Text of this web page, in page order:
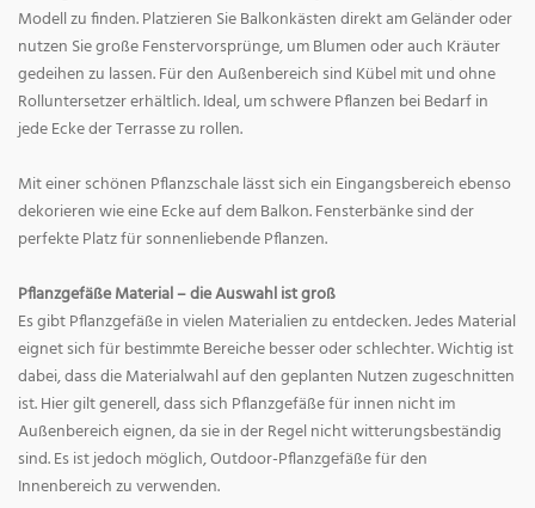
Modell zu finden. Platzieren Sie Balkonkästen direkt am Geländer oder
nutzen Sie große Fenstervorsprünge, um Blumen oder auch Kräuter
gedeihen zu lassen. Für den Außenbereich sind Kübel mit und ohne
Rolluntersetzer erhältlich. Ideal, um schwere Pflanzen bei Bedarf in
jede Ecke der Terrasse zu rollen.
Mit einer schönen Pflanzschale lässt sich ein Eingangsbereich ebenso
dekorieren wie eine Ecke auf dem Balkon. Fensterbänke sind der
perfekte Platz für sonnenliebende Pflanzen.
Pflanzgefäße Material – die Auswahl ist groß
Es gibt Pflanzgefäße in vielen Materialien zu entdecken. Jedes Material
eignet sich für bestimmte Bereiche besser oder schlechter. Wichtig ist
dabei, dass die Materialwahl auf den geplanten Nutzen zugeschnitten
ist. Hier gilt generell, dass sich Pflanzgefäße für innen nicht im
Außenbereich eignen, da sie in der Regel nicht witterungsbeständig
sind. Es ist jedoch möglich, Outdoor-Pflanzgefäße für den
Innenbereich zu verwenden.